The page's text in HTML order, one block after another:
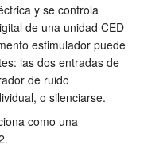
y se controla
de una unidad CED
estimulador puede
las dos entradas de
de ruido
o silenciarse.
como una